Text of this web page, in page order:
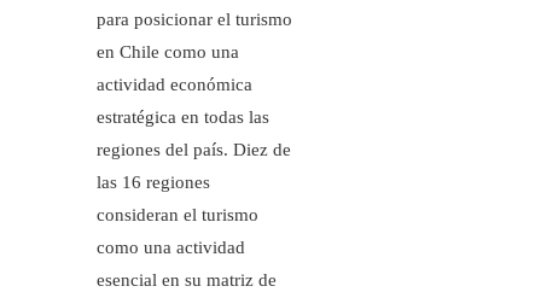
para posicionar el turismo
en Chile como una
actividad económica
estratégica en todas las
regiones del país. Diez de
las 16 regiones
consideran el turismo
como una actividad
esencial en su matriz de